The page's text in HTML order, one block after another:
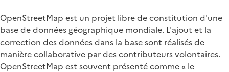
OpenStreetMap est un projet libre de constitution d'une
base de données géographique mondiale. L'ajout et la
correction des données dans la base sont réalisés de
manière collaborative par des contributeurs volontaires.
OpenStreetMap est souvent présenté comme « le